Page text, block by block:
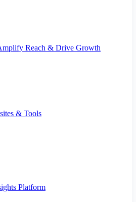
Reach & Drive Growth
& Tools
Platform